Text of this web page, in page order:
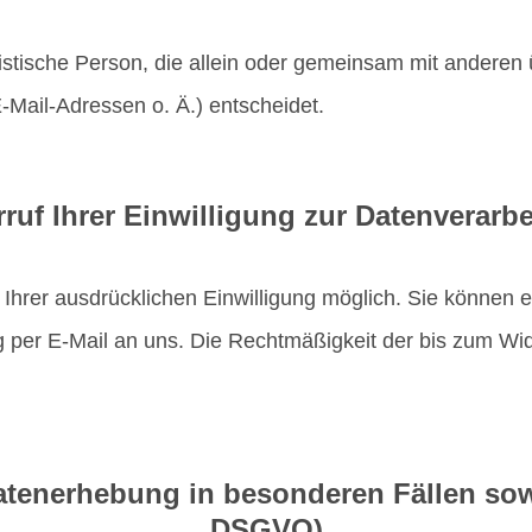
Person, die allein oder gemeinsam mit
Adressen o. Ä.) entscheidet.
Ihrer Einwilligung zur
ausdrücklichen Einwilligung möglich. Sie können
E-Mail an uns. Die Rechtmäßigkeit der bis zum
in besonderen Fällen